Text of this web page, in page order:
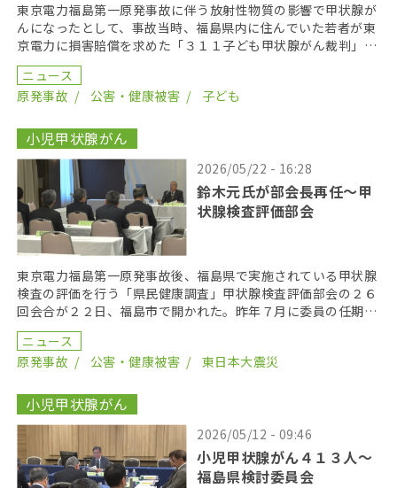
東京電力福島第一原発事故に伴う放射性物質の影響で甲状腺が
んになったとして、事故当時、福島県内に住んでいた若者が東
京電力に損害賠償を求めた「３１１子ども甲状腺がん裁判」の
第１８回口頭弁論が２０２６年６月１７日に開かれた。裁 […]
ニュース
原発事故
公害・健康被害 子ども
小児甲状腺がん
2026/05/22 - 16:28
鈴木元氏が部会長再任〜甲
状腺検査評価部会
東京電力福島第一原発事故後、福島県で実施されている甲状腺
検査の評価を行う「県民健康調査」甲状腺検査評価部会の２６
回会合が２２日、福島市で開かれた。昨年７月に委員の任期を
終え、委員が改選されてから初の開催となり、鈴木元保内 […]
ニュース
原発事故
公害・健康被害 東日本大震災
小児甲状腺がん
2026/05/12 - 09:46
小児甲状腺がん４１３人〜
福島県検討委員会